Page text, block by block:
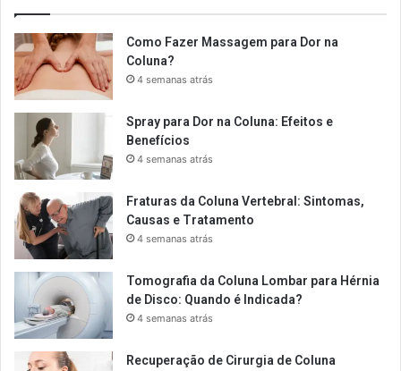
Como Fazer Massagem para Dor na
Coluna?
4 semanas atrás
Spray para Dor na Coluna: Efeitos e
Benefícios
4 semanas atrás
Fraturas da Coluna Vertebral: Sintomas,
Causas e Tratamento
4 semanas atrás
Tomografia da Coluna Lombar para Hérnia
de Disco: Quando é Indicada?
4 semanas atrás
Recuperação de Cirurgia de Coluna